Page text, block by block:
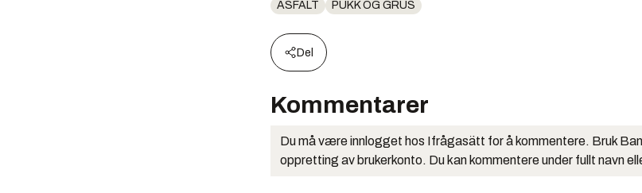
ASFALT PUKK OG GRUS
Del
Kommentarer
Du må være innlogget hos Ifrågasätt for å kommentere. Bruk
oppretting av brukerkonto. Du kan kommentere under fullt navn